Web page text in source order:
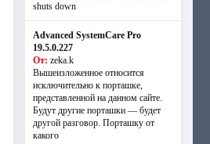
shuts down
Advanced SystemCare Pro
19.5.0.227
От: zeka.k
Вышеизложенное относится
исключительно к порташке,
представленной на данном сайте.
Будут другие порташки — будет
другой разговор. Порташку от
какого